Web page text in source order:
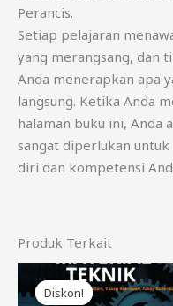
Perancis.
Setiap pelajaran
yang merangsang, dan
Anda menerapkan apa
langsung. Ketika Anda
halaman buku ini, Anda
sangat diperlukan
diri dan kompetensi
Produk Terkait
Diskon!
Diskon!
Harga
aslinya
adalah:
Harga
saat
ini